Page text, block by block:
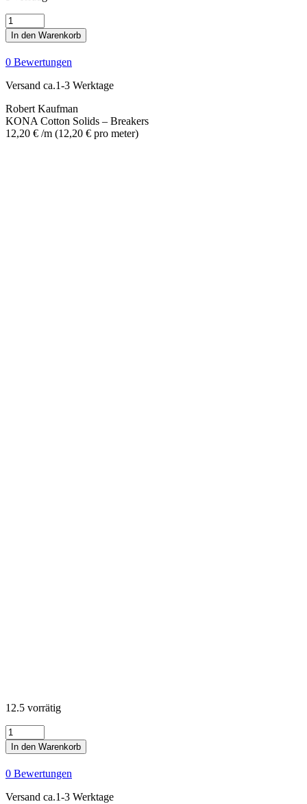
KONA
Cotton
Solids
-
Breakers
Menge
In den Warenkorb
0 Bewertungen
Versand ca.1-3 Werktage
Robert Kaufman
KONA Cotton Solids – Breakers
12,20 € /m (12,20 € pro meter)
12.5 vorrätig
KONA
Cotton
Solids
-
Violet
Menge
In den Warenkorb
0 Bewertungen
Versand ca.1-3 Werktage